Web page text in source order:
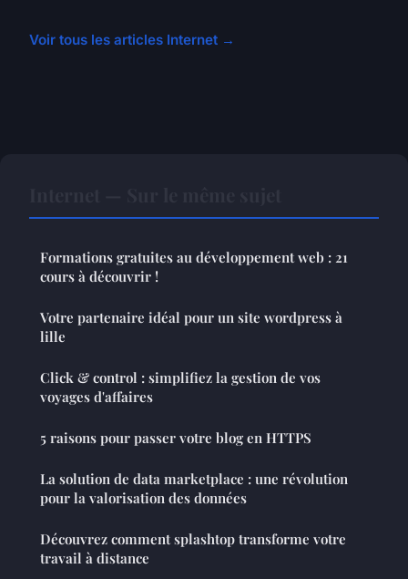
Voir tous les articles Internet →
Formations gratuites au développement web : 21
cours à découvrir !
Votre partenaire idéal pour un site wordpress à
lille
Click & control : simplifiez la gestion de vos
voyages d'affaires
5 raisons pour passer votre blog en HTTPS
La solution de data marketplace : une révolution
pour la valorisation des données
Découvrez comment splashtop transforme votre
travail à distance